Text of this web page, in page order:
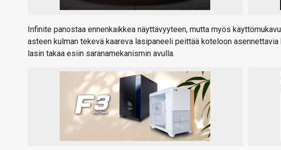
Infinite panostaa ennenkaikkea näyttävyyteen, mutta myös
asteen kulman tekevä kaareva lasipaneeli peittää koteloon
lasin takaa esiin saranamekanismin avulla.